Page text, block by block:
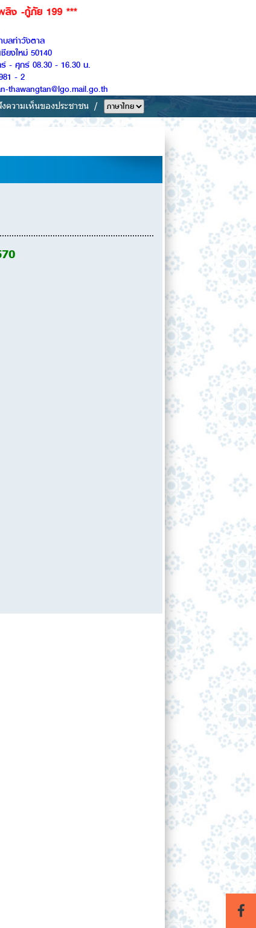
***
ลท่าวังตาล
ยงใหม่ 50140
- ศุกร์ 08.30 - 16.30 น.
- 2
thawangtan@lgo.mail.go.th
ความเห็นของประชาชน